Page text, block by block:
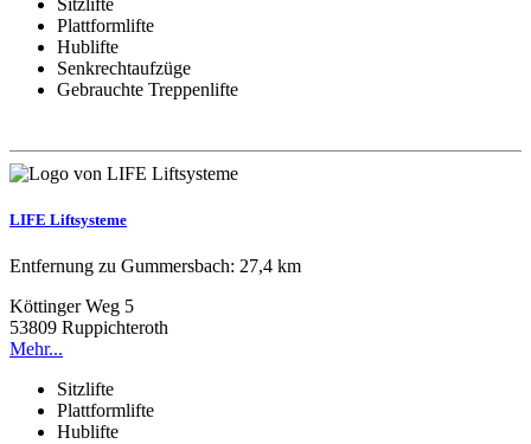
Sitzlifte
Plattformlifte
Hublifte
Senkrechtaufzüge
Gebrauchte Treppenlifte
LIFE Liftsysteme
Entfernung zu Gummersbach: 27,4 km
Köttinger Weg 5
53809 Ruppichteroth
Mehr...
Sitzlifte
Plattformlifte
Hublifte